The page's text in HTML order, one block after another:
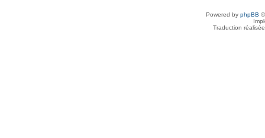
Powered by phpBB
Traduction